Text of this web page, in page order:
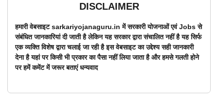
DISCLAIMER
हमारी वेबसाइट sarkariyojanaguru.in में सरकारी योजनाओं एवं Jobs से
संबंधित जानकारियां दी जाती है लेकिन यह सरकार द्वारा संचालित नहीं है यह सिर्फ
एक व्यक्ति विशेष द्वारा चलाई जा रही है इस वेबसाइट का उद्देश्य सही जानकारी
देना है यहां पर किसी भी प्रकार का पैसा नहीं लिया जाता है और हमसे गलती होने
पर हमें कमेंट में जरूर बताएं धन्यवाद